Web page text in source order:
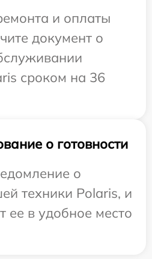
и оплаты
документ о
сроком на 36
о готовности
о
техники Polaris, и
ее в удобное место